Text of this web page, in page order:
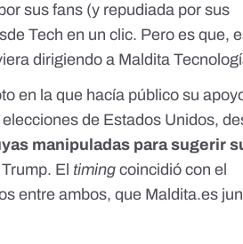
sus fans (y repudiada por sus
Tech en un clic. Pero es que,
dirigiendo a Maldita
en la que hacía público su
de Estados Unidos,
manipuladas para sugerir
El timingcoincidió con el
entre ambos, que Maldita.es